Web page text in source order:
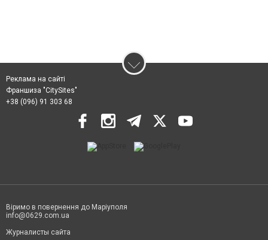
Реклама на сайті
Франшиза "CitySites"
+38 (096) 91 303 68
Віримо в повернення до Маріуполя
info@0629.com.ua
Журналисты сайта